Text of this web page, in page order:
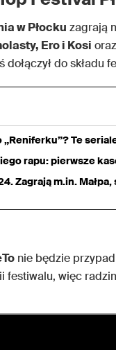
w Płocku zagrają
Ero i Kosi
do składu
„Reniferku”? Te
rapu: pierwsze
Zagrają m.in.
nie będzie
festiwalu, więc